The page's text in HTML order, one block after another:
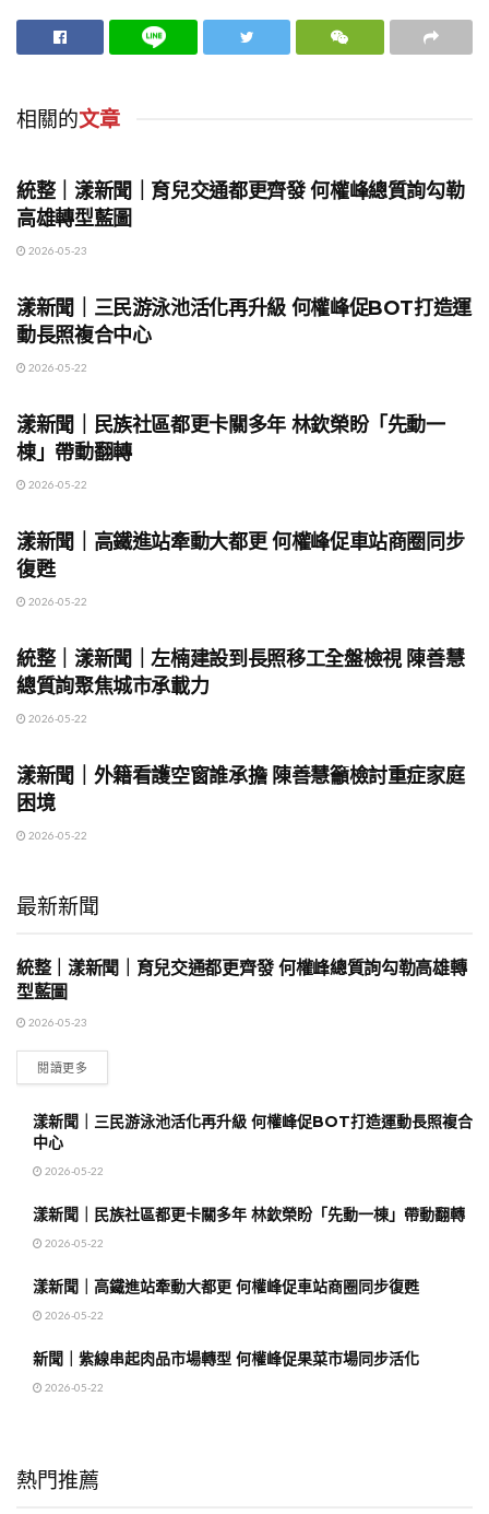
相關的文章
統整｜漾新聞｜育兒交通都更齊發 何權峰總質詢勾勒
高雄轉型藍圖
2026-05-23
漾新聞｜三民游泳池活化再升級 何權峰促BOT打造運
動長照複合中心
2026-05-22
漾新聞｜民族社區都更卡關多年 林欽榮盼「先動一
棟」帶動翻轉
2026-05-22
漾新聞｜高鐵進站牽動大都更 何權峰促車站商圈同步
復甦
2026-05-22
統整｜漾新聞｜左楠建設到長照移工全盤檢視 陳善慧
總質詢聚焦城市承載力
2026-05-22
漾新聞｜外籍看護空窗誰承擔 陳善慧籲檢討重症家庭
困境
2026-05-22
最新新聞
地方時事
統整｜漾新聞｜育兒交通都更齊發 何權峰總質詢勾勒高雄轉
型藍圖
2026-05-23
閱讀更多
漾新聞｜三民游泳池活化再升級 何權峰促BOT打造運動長照複合
中心
2026-05-22
漾新聞｜民族社區都更卡關多年 林欽榮盼「先動一棟」帶動翻轉
2026-05-22
漾新聞｜高鐵進站牽動大都更 何權峰促車站商圈同步復甦
2026-05-22
新聞｜紫線串起肉品市場轉型 何權峰促果菜市場同步活化
2026-05-22
熱門推薦